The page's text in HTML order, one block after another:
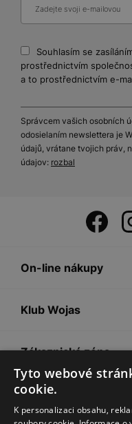
Souhlasím se
prostřednictvím
a to prostřednictvím e-
Správcem vašich osobních
odosielaním newslettera je
údajů, vrátane tvojich práv,
údajov: rozbal
On-line nákupy
Klub Wojas
Zákaznická zóna
Společnost Wojas
Tyto webové
cookie.
K personalizaci obsahu,